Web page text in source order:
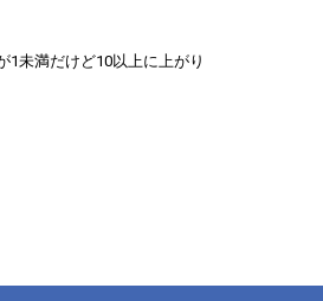
1未満だけど10以上に上がり